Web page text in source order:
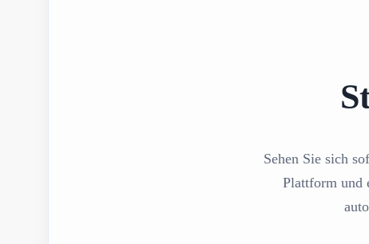
Sehen Sie sich
Plattform und